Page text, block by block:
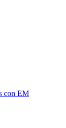
con EM